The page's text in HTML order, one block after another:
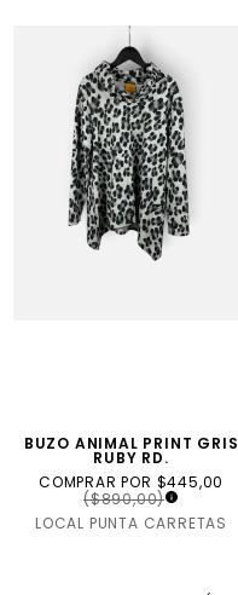
BUZO ANIMAL PRINT GRIS
RUBY RD.
COMPRAR POR $445,00
($890,00)
LOCAL PUNTA CARRETAS